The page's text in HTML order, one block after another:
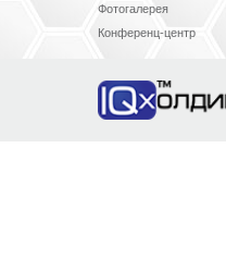
Фотогалерея
Конференц-центр